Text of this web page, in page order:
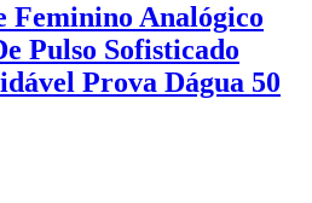
Feminino Analógico
Pulso Sofisticado
Prova Dágua 50